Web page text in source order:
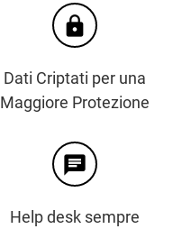
https
Dati Criptati per una
Maggiore Protezione
chat
Help desk sempre